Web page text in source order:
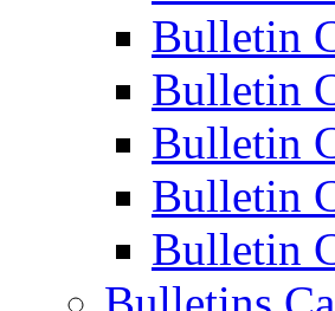
Bulletin
Bulletin
Bulletin
Bulletin
Bulletin